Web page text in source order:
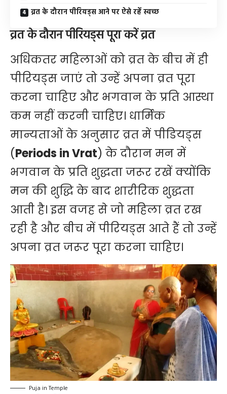
व्रत के दौरान पीरियड्स आने पर ऐसे रहें स्वच्छ
व्रत के दौरान पीरियड्स पूरा करें व्रत
अधिकतर महिलाओं को व्रत के बीच में ही
पीरियड्स जाएं तो उन्हें अपना व्रत पूरा
करना चाहिए और भगवान के प्रति आस्था
कम नहीं करनी चाहिए। धार्मिक
मान्यताओं के अनुसार व्रत में पीडियड्स
(Periods in Vrat) के दौरान मन में
भगवान के प्रति शुद्धता जरूर रखें क्योंकि
मन की शुद्धि के बाद शारीरिक शुद्धता
आती है। इस वजह से जो महिला व्रत रख
रही है और बीच में पीरियड्स आते हैं तो उन्हें
अपना व्रत जरूर पूरा करना चाहिए।
Puja in Temple